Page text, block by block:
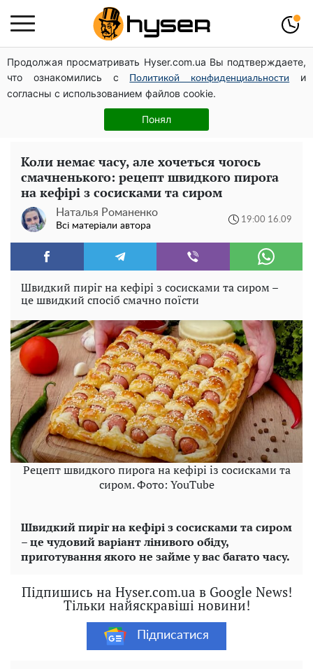
Продолжая просматривать Hyser.com.ua Вы подтверждаете,
что ознакомились с
Политикой конфиденциальности
и
согласны с использованием файлов cookie.
Понял
Дрони із націнкою: Олександр Конотопський вивів
мільйони оборонного бюджету через фіктивну фірму в
Естонії
Олена Тополя злив відео – це далеко не все: фронтмен
"Антитіла" Тарас Тополя став наступним
Коли немає часу, але хочеться чогось
смачненького: рецепт швидкого пирога
на кефірі з сосисками та сиром
Наталья Романенко
Всі матеріали автора
19:00 16.09
Швидкий пиріг на кефірі з сосисками та сиром –
це швидкий спосіб смачно поїсти
Рецепт швидкого пирога на кефірі із сосисками та
сиром. Фото: YouTube
Швидкий пиріг на кефірі з сосисками та сиром
– це чудовий варіант лінивого обіду,
приготування якого не займе у вас багато часу.
Підпишись на Hyser.com.ua в Google News!
Тільки найяскравіші новини!
Підписатися